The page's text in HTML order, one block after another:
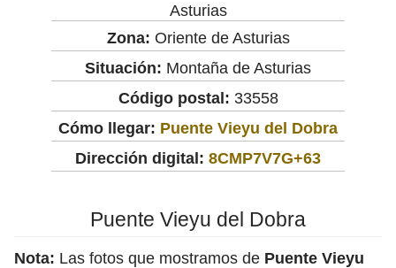
Asturias
Zona: Oriente de Asturias
Situación: Montaña de Asturias
Código postal: 33558
Cómo llegar: Puente Vieyu del Dobra
Dirección digital: 8CMP7V7G+63
Puente Vieyu del Dobra
Nota: Las fotos que mostramos de Puente Vieyu